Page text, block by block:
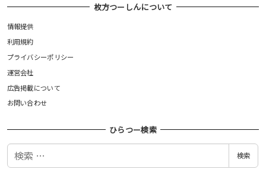
枚方つーしんについて
情報提供
利用規約
プライバシーポリシー
運営会社
広告掲載について
お問い合わせ
ひらつー検索
検
検索